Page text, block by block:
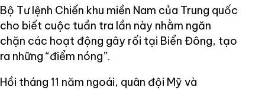
Bộ Tư lệnh Chiến khu miền Nam của Trung quốc
cho biết cuộc tuần tra lần này nhằm ngăn
chặn các hoạt động gây rối tại Biển Đông, tạo
ra những “điểm nóng”.
Hồi tháng 11 năm ngoái, quân đội Mỹ và